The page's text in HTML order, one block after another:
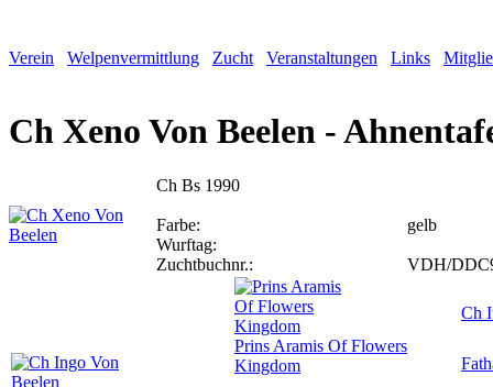
Verein Welpenvermittlung Zucht Veranstaltungen Links
Ch Xeno Von Beelen -
Ch Bs 1990
Farbe:
gelb
Wurftag:
Zuchtbuchnr.:
VDH/
Prins Aramis Of Flowers
Kingdom
Ch